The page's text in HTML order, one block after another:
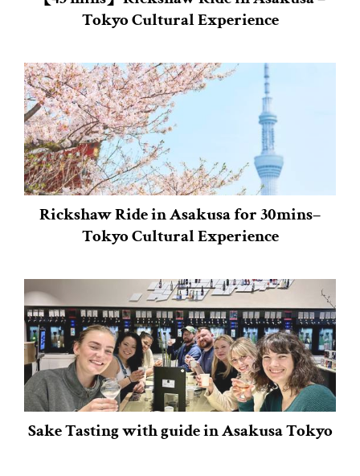
Tokyo Cultural Experience
Rickshaw Ride in Asakusa for 30mins–
Tokyo Cultural Experience
Sake Tasting with guide in Asakusa Tokyo